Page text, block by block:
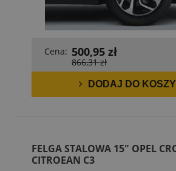
Cena: 500,95 zł
866,31 zł
DODAJ DO
FELGA STALOWA 15" OPEL
CITROEAN C3